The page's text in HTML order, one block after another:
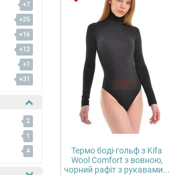
+7
+25
+16
+12
+1
+31
2
1
4
Термо боді-гольф з Kifa
Wool Comfort з вовною,
чорний рафіт з рукавами...